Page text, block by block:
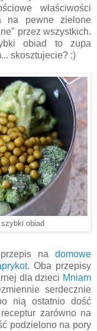
właściwości
na pewne zielone
przez wszystkich.
obiad to zupa
skosztujecie? :)
obiad
na domowe
. Oba przepisy
dla dzieci Mniam
serdecznie
nią ostatnio dość
zarówno na
podzielono na pory